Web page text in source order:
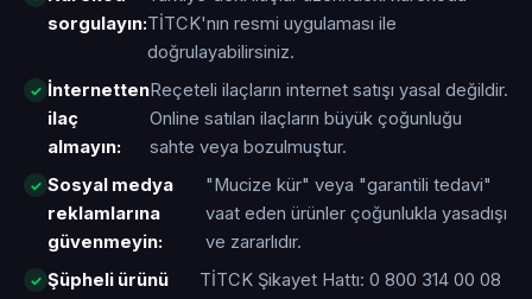
sorgulayın:TİTCK'nın resmi uygulaması ile
doğrulayabilirsiniz.
İnternetten
ilaç
almayın:
Reçeteli ilaçların internet satışı yasal değildir.
Online satılan ilaçların büyük çoğunluğu
sahte veya bozulmuştur.
Sosyal medya
reklamlarına
güvenmeyin:
"Mucize kür" veya "garantili tedavi"
vaat eden ürünler çoğunlukla yasadışı
ve zararlıdır.
Şüpheli ürünü
TİTCK Şikayet Hattı: 0 800 314 00 08